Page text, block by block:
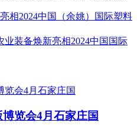
相2024中国（余姚）国际塑料
装备焕新亮相2024中国国际
览会4月石家庄国